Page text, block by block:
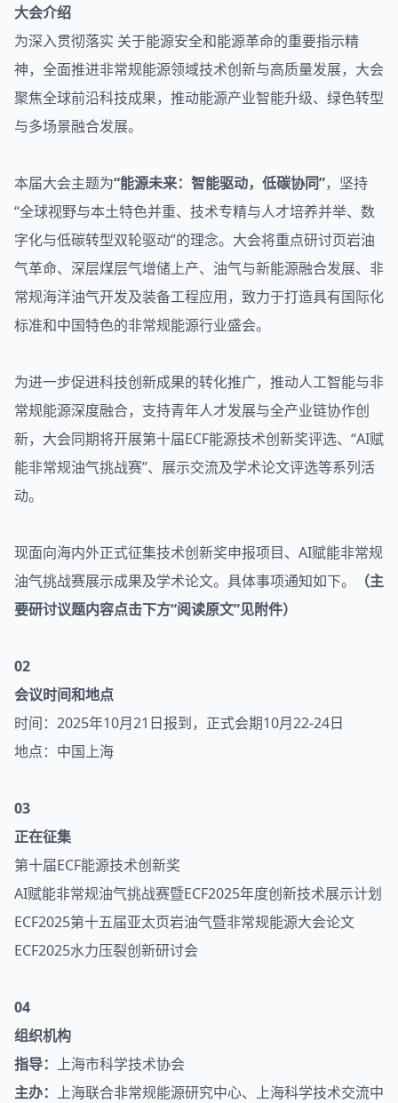
大会介绍
为深入贯彻落实 关于能源安全和能源革命的重要指示精
神，全面推进非常规能源领域技术创新与高质量发展，大会
聚焦全球前沿科技成果，推动能源产业智能升级、绿色转型
与多场景融合发展。
本届大会主题为“能源未来：智能驱动，低碳协同”，坚持
“全球视野与本土特色并重、技术专精与人才培养并举、数
字化与低碳转型双轮驱动”的理念。大会将重点研讨页岩油
气革命、深层煤层气增储上产、油气与新能源融合发展、非
常规海洋油气开发及装备工程应用，致力于打造具有国际化
标准和中国特色的非常规能源行业盛会。
为进一步促进科技创新成果的转化推广，推动人工智能与非
常规能源深度融合，支持青年人才发展与全产业链协作创
新，大会同期将开展第十届ECF能源技术创新奖评选、“AI赋
能非常规油气挑战赛”、展示交流及学术论文评选等系列活
动。
现面向海内外正式征集技术创新奖申报项目、AI赋能非常规
油气挑战赛展示成果及学术论文。具体事项通知如下。
（主
要研讨议题内容点击下方“阅读原文”见附件）
02
会议时间和地点
时间：2025年10月21日报到，正式会期10月22-24日
地点：中国上海
03
正在征集
第十届ECF能源技术创新奖
AI赋能非常规油气挑战赛暨ECF2025年度创新技术展示计划
ECF2025第十五届亚太页岩油气暨非常规能源大会论文
ECF2025水力压裂创新研讨会
04
组织机构
指导： 上海市科学技术协会
主办： 上海联合非常规能源研究中心、上海科学技术交流中